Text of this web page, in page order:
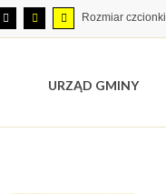
Rozmiar czcionki
URZĄD GMINY